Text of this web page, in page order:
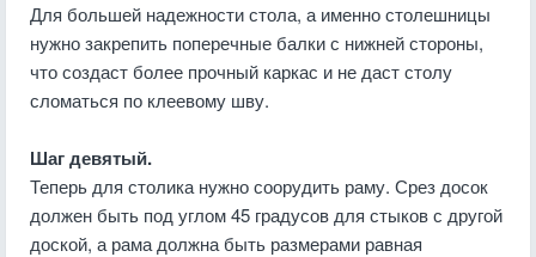
Для большей надежности стола, а именно столешницы
нужно закрепить поперечные балки с нижней стороны,
что создаст более прочный каркас и не даст столу
сломаться по клеевому шву.
Шаг девятый.
Теперь для столика нужно соорудить раму. Срез досок
должен быть под углом 45 градусов для стыков с другой
доской, а рама должна быть размерами равная